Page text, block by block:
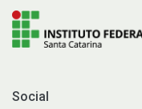
Social